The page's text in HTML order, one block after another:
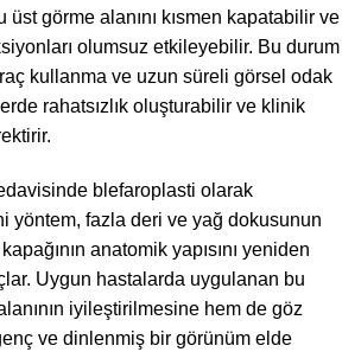
görme alanını kısmen kapatabilir ve
olumsuz etkileyebilir. Bu durum
kullanma ve uzun süreli görsel odak
rahatsızlık oluşturabilir ve klinik
blefaroplasti olarak
yöntem, fazla deri ve yağ dokusunun
anatomik yapısını yeniden
Uygun hastalarda uygulanan bu
iyileştirilmesine hem de göz
ve dinlenmiş bir görünüm elde